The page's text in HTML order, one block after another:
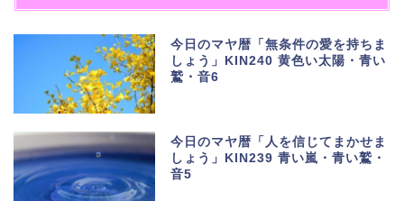
今日のマヤ暦「無条件の愛を持ちま
しょう」KIN240 黄色い太陽・青い
鷲・音6
今日のマヤ暦「人を信じてまかせま
しょう」KIN239 青い嵐・青い鷲・
音5